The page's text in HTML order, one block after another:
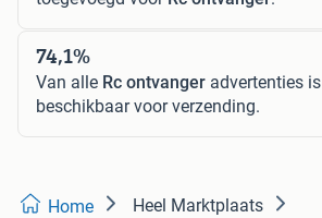
74,1%
Van alle Rc ontvanger advertenties is
beschikbaar voor verzending.
Home Heel Marktplaats